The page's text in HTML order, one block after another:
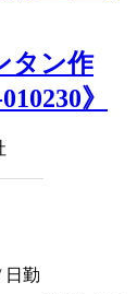
タン作
》
日勤